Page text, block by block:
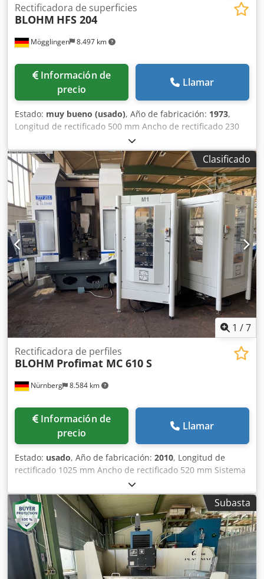
Mögglingen 8.497 km
Rectificadora de superficies
BLOHM HFS 204
Información de
precio
Llamar
Estado: muy bueno (usado), Año de fabricación: 1973,
Longitud de rectificado 500 mm Ancho de rectificado 230
mm Tamaño de la mesa 760 x 200 mm Entrega automática
Chodpswn Tdxefx Anusa placa magnética sistema de
filtrado
Clasificado
1 /7
Nürnberg 8.584 km
Rectificadora de perfiles
BLOHM Profimat MC 610 S
Información de
precio
Llamar
Estado: usado, Año de fabricación: 2010, Longitud de
rectificado 1025 mm Ancho de rectificado 520 mm Sistema
de control SINUMERIK 840 D Portaherramientas HSK-A 63
Eje A ° Peso de la pieza de trabajo 30 kg Distancia entre
husillo de rectificado - mesa mín./máx. 473,5 - 1023,5
milímetros eje x 520 mm eje y 550 mm eje z 1000 mm Eje V
166 mm Avance del eje X 4 - 6.000 mm/min Avance del eje
Y 4 - 4.000 mm/min Cedpfx Asvxwl Aonueha Avance eje Z
30 - 25.000 mm/min. Dimensiones de la mesa 1.400 x 874
mm Velocidad del husillo de rectificado continuamente
Subasta